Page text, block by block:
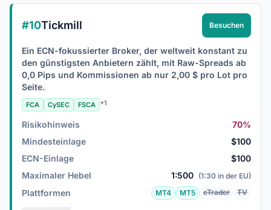
#10Tickmill Besuchen
Ein ECN-fokussierter Broker, der weltweit konstant zu
den günstigsten Anbietern zählt, mit Raw-Spreads ab
0,0 Pips und Kommissionen ab nur 2,00 $ pro Lot pro
Seite.
FCA CySEC FSCA +1
Risikohinweis
70%
Mindesteinlage
$100
ECN-Einlage
$100
Maximaler Hebel
1:500 (1:30 in der EU)
Plattformen MT4 MT5 cTrader TV